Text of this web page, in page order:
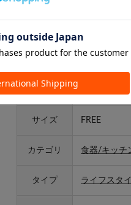
S-2614-
素材
本体：天然
表面加工：
原産国
サイズ FREE
カテゴリ 食器/キッチ
タイプ ライフスタ